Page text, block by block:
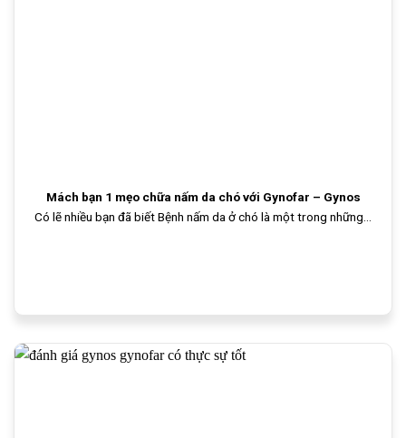
Mách bạn 1 mẹo chữa nấm da chó với Gynofar – Gynos
Có lẽ nhiều bạn đã biết Bệnh nấm da ở chó là một trong những...